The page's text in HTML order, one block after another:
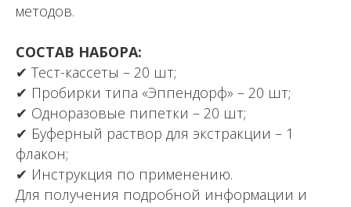
методов.
СОСТАВ НАБОРА:
✔ Тест-кассеты – 20 шт;
✔ Пробирки типа «Эппендорф» – 20 шт;
✔ Одноразовые пипетки – 20 шт;
✔ Буферный раствор для экстракции – 1
флакон;
✔ Инструкция по применению.
Для получения подробной информации и